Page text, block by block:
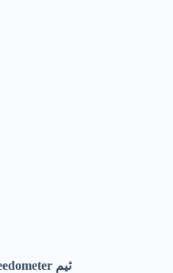
ثيم Speedometer عدادات قياس السرعة بالوان مميزه